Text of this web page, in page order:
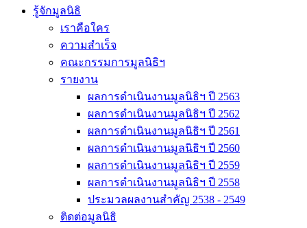
รู้จักมูลนิธิ
เราคือใคร
ความสำเร็จ
คณะกรรมการมูลนิธิฯ
รายงาน
ผลการดำเนินงานมูลนิธิฯ ปี 2563
ผลการดำเนินงานมูลนิธิฯ ปี 2562
ผลการดำเนินงานมูลนิธิฯ ปี 2561
ผลการดำเนินงานมูลนิธิฯ ปี 2560
ผลการดำเนินงานมูลนิธิฯ ปี 2559
ผลการดำเนินงานมูลนิธิฯ ปี 2558
ประมวลผลงานสำคัญ 2538 - 2549
ติดต่อมูลนิธิ